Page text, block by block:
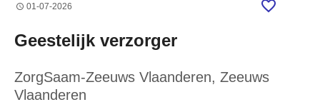
01-07-2026
Geestelijk verzorger
ZorgSaam-Zeeuws Vlaanderen, Zeeuws
Vlaanderen